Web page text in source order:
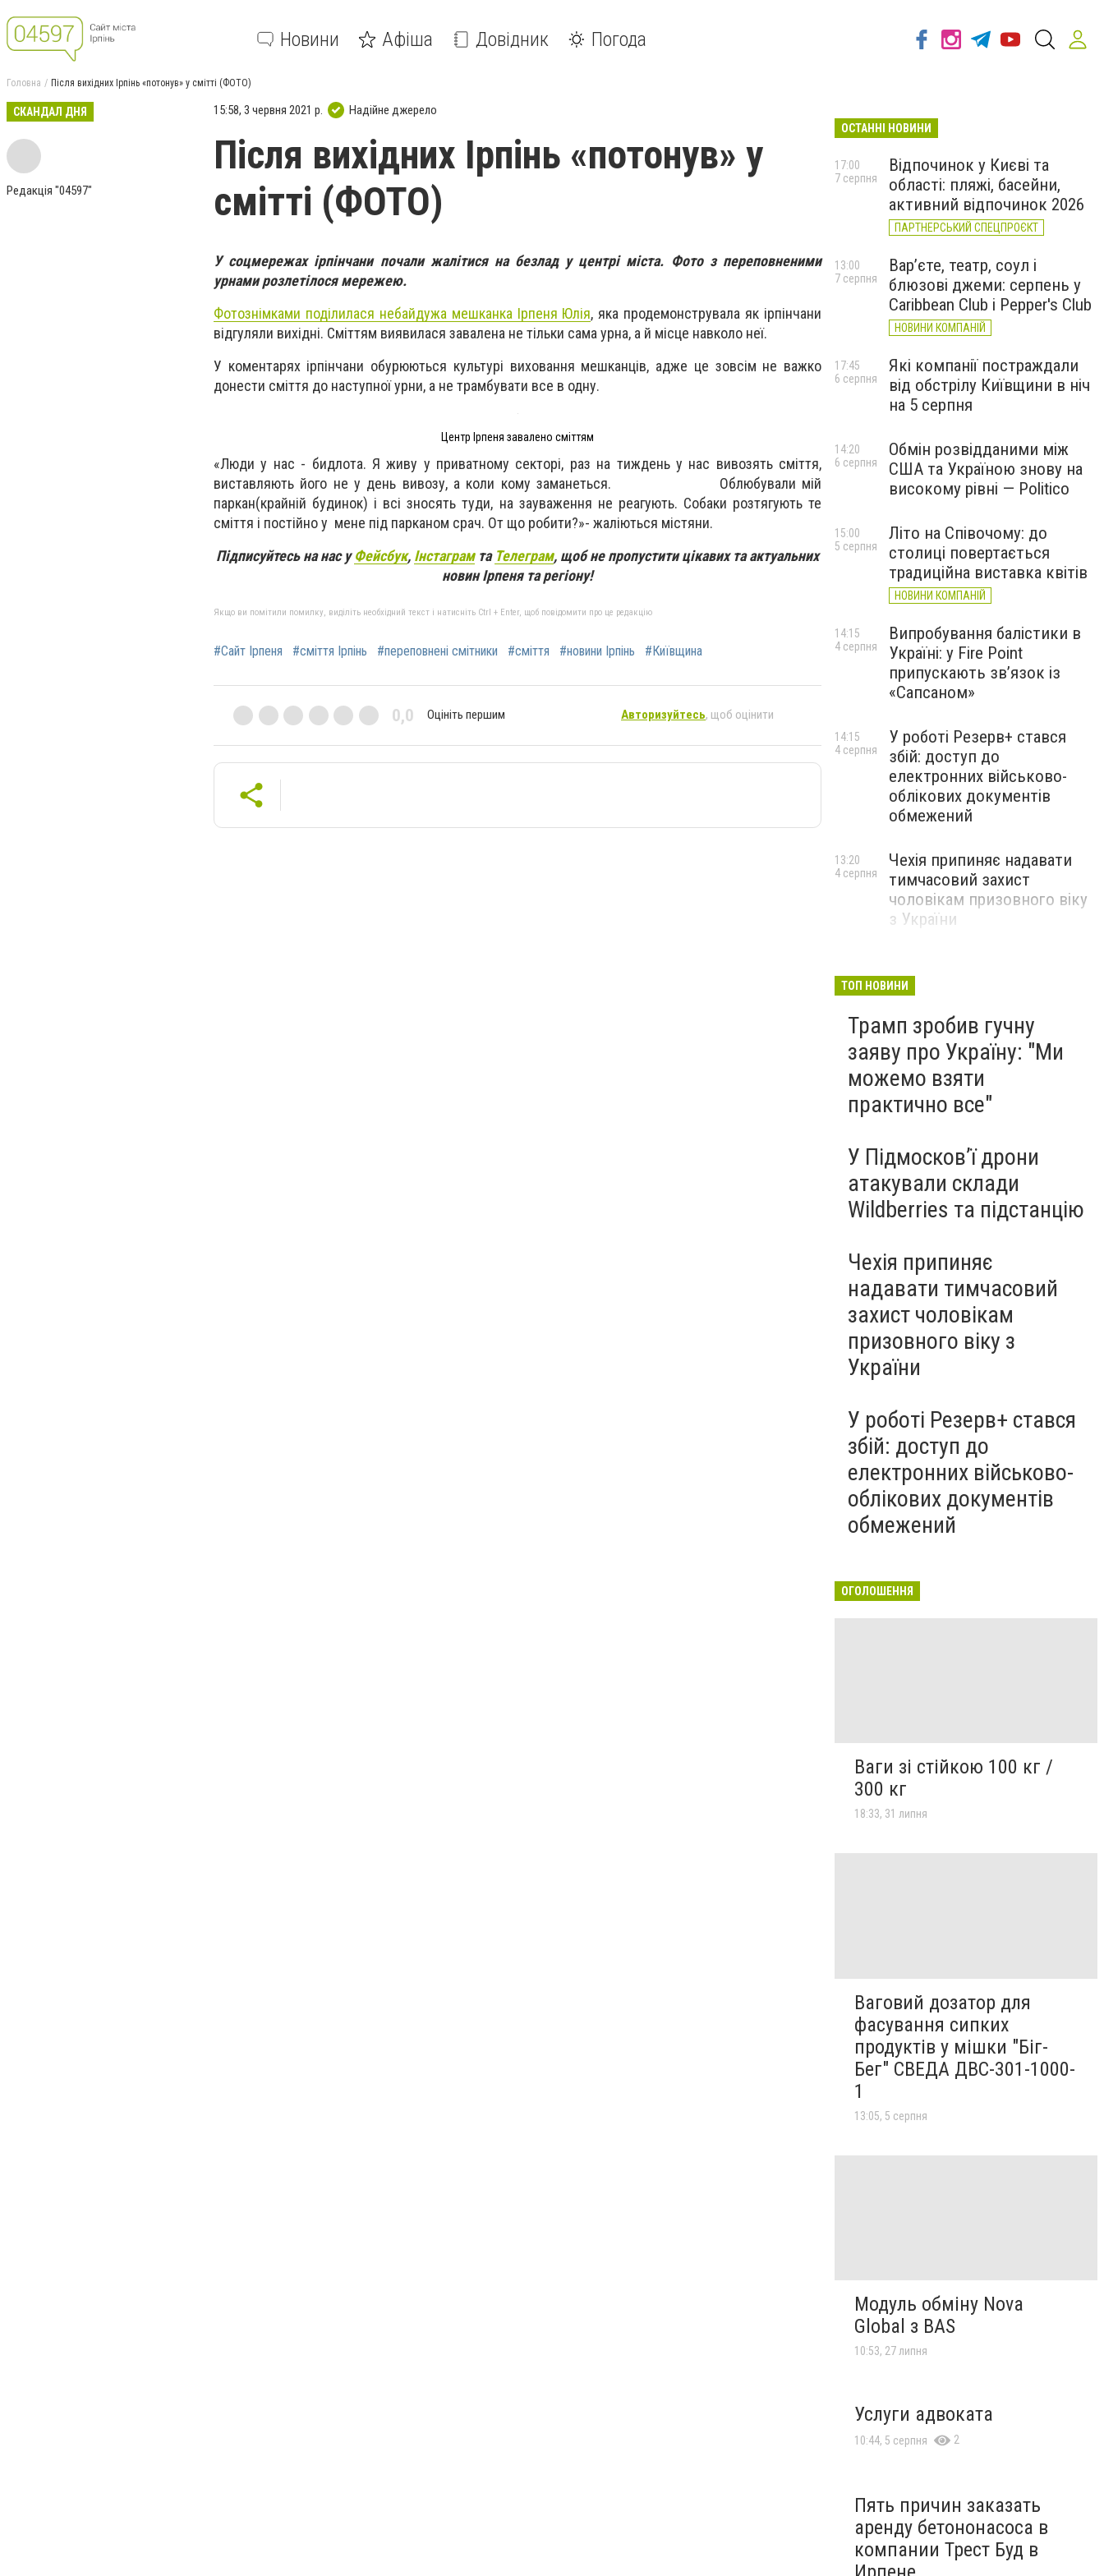
Новини Афіша Довідник Погода
Головна Після вихідних Ірпінь «потонув» у смітті (ФОТО)
СКАНДАЛ ДНЯ
Редакція "04597"
15:58, 3 червня 2021 р. Надійне джерело
Після вихідних Ірпінь «потонув» у
смітті (ФОТО)
У соцмережах ірпінчани почали жалітися на безлад у центрі міста. Фото з переповненими
урнами розлетілося мережею.
Фотознімками поділилася небайдужа мешканка Ірпеня Юлія, яка продемонструвала як ірпінчани
відгуляли вихідні. Сміттям виявилася завалена не тільки сама урна, а й місце навколо неї.
У коментарях ірпінчани обурюються культурі виховання мешканців, адже це зовсім не важко
донести сміття до наступної урни, а не трамбувати все в одну.
Центр Ірпеня завалено сміттям
«Люди у нас - бидлота. Я живу у приватному секторі, раз на тиждень у нас вивозять сміття,
виставляють його не у день вивозу, а коли кому заманеться. Облюбували мій
паркан(крайній будинок) і всі зносять туди, на зауваження не реагують. Собаки розтягують те
сміття і постійно у мене під парканом срач. От що робити?»- жаліються містяни.
Підписуйтесь на нас уФейсбук, Інстаграмта Телеграм, щоб не пропустити цікавих та актуальних
новин Ірпеня та регіону!
Якщо ви помітили помилку, виділіть необхідний текст і натисніть Ctrl + Enter, щоб повідомити про це редакцію
#Сайт Ірпеня #сміття Ірпінь #переповнені смітники #сміття #новини Ірпінь #Київщина
0,0 Оцініть першим Авторизуйтесь, щоб оцінити
ОСТАННІ НОВИНИ
Відпочинок у Києві та
області: пляжі, басейни,
активний відпочинок 2026
ПАРТНЕРСЬКИЙ СПЕЦПРОЄКТ
17:00
7 серпня
Вар’єте, театр, соул і
блюзові джеми: серпень у
Caribbean Club і Pepper's Club
НОВИНИ КОМПАНІЙ
13:00
7 серпня
Які компанії постраждали
від обстрілу Київщини в ніч
на 5 серпня
17:45
6 серпня
Обмін розвідданими між
США та Україною знову на
високому рівні — Politico
14:20
6 серпня
Літо на Співочому: до
столиці повертається
традиційна виставка квітів
НОВИНИ КОМПАНІЙ
15:00
5 серпня
Випробування балістики в
Україні: у Fire Point
припускають зв’язок із
«Сапсаном»
14:15
4 серпня
У роботі Резерв+ стався
збій: доступ до
електронних військово-
облікових документів
обмежений
14:15
4 серпня
Чехія припиняє надавати
тимчасовий захист
чоловікам призовного віку
з України
13:20
4 серпня
ТОП НОВИНИ
Трамп зробив гучну
заяву про Україну: "Ми
можемо взяти
практично все"
У Підмосков’ї дрони
атакували склади
Wildberries та підстанцію
Чехія припиняє
надавати тимчасовий
захист чоловікам
призовного віку з
України
У роботі Резерв+ стався
збій: доступ до
електронних військово-
облікових документів
обмежений
ОГОЛОШЕННЯ
Ваги зі стійкою 100 кг /
300 кг
18:33, 31 липня
Ваговий дозатор для
фасування сипких
продуктів у мішки "Біг-
Бег" СВЕДА ДВС-301-1000-
1
13:05, 5 серпня
Модуль обміну Nova
Global з BAS
10:53, 27 липня
Услуги адвоката
10:44, 5 серпня 2
Пять причин заказать
аренду бетононасоса в
компании Трест Буд в